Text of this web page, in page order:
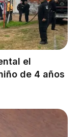
el
de 4 años